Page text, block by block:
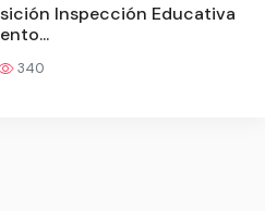
Inspección Educativa
340